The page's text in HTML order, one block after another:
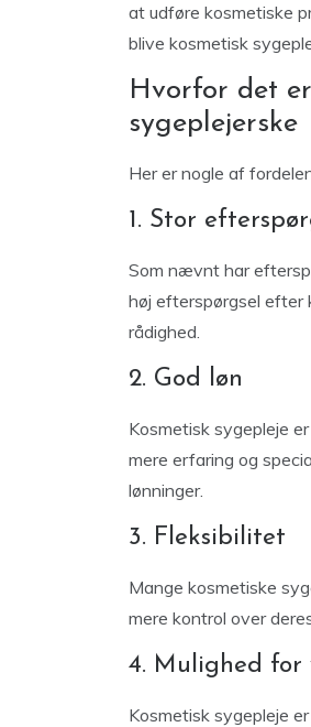
at udføre kosmetiske
blive kosmetisk
Hvorfor det
sygeplejerske
Her er nogle af
1. Stor
Som nævnt har
høj efterspørgsel efter
rådighed.
2. God løn
Kosmetisk sygepleje
mere erfaring og
lønninger.
3. Fleksibilitet
Mange kosmetiske
mere kontrol over
4. Mulighed for
Kosmetisk sygepleje